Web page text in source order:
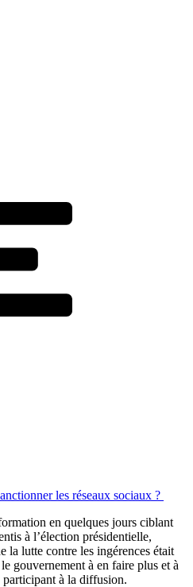
les réseaux sociaux ?
en quelques jours ciblant
à l’élection présidentielle,
la lutte contre les ingérences était
gouvernement à en faire plus et à
participant à la diffusion.